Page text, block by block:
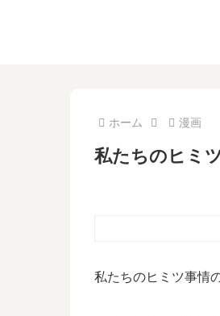
ホーム 漫画
私たちのヒミ
私たちのヒミツ事情